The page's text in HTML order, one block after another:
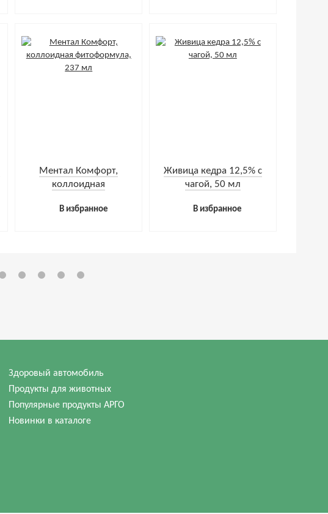
Ментал Комфорт,
коллоидная
В избранное
Живица кедра 12,5% с
чагой, 50 мл
В избранное
Здоровый автомобиль
Продукты для животных
Популярные продукты АРГО
Новинки в каталоге